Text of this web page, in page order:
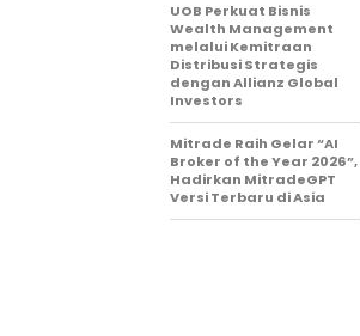
UOB Perkuat Bisnis
Wealth Management
melalui Kemitraan
Distribusi Strategis
dengan Allianz Global
Investors
Mitrade Raih Gelar “AI
Broker of the Year 2026”,
Hadirkan MitradeGPT
Versi Terbaru di Asia